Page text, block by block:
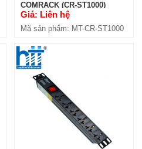
COMRACK (CR-ST1000)
Giá: Liên hệ
Mã sản phẩm: MT-CR-ST1000